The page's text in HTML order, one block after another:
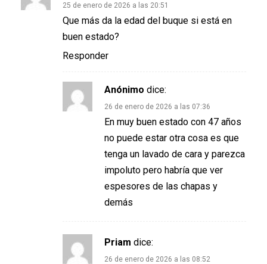
25 de enero de 2026 a las 20:51
Que más da la edad del buque si está en
buen estado?
Responder
Anónimo dice:
26 de enero de 2026 a las 07:36
En muy buen estado con 47 años
no puede estar otra cosa es que
tenga un lavado de cara y parezca
impoluto pero habría que ver
espesores de las chapas y
demás
Priam dice:
26 de enero de 2026 a las 08:52